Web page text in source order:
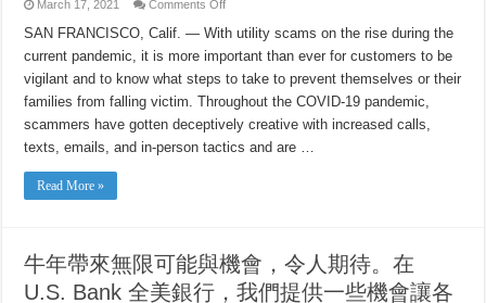
March 17, 2021 Comments Offon
Billing
and
Payment
on
Rise
During
the
Pandemic,
Protect
Themselves
SAN FRANCISCO, Calif. — With utility scams on the rise during the
current pandemic, it is more important than ever for customers to be
vigilant and to know what steps to take to prevent themselves or their
families from falling victim. Throughout the COVID-19 pandemic,
scammers have gotten deceptively creative with increased calls,
texts, emails, and in-person tactics and are …
Read More »
牛年帶來無限可能與機會，令人期待。在
U.S. Bank 全美銀行，我們提供一些機會讓各